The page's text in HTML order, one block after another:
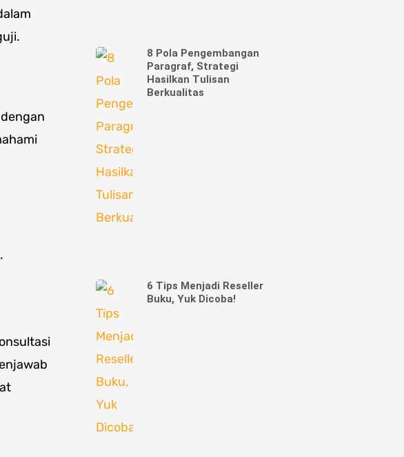
8 Pola Pengembangan
Paragraf, Strategi
Hasilkan Tulisan
Berkualitas
6 Tips Menjadi Reseller
Buku, Yuk Dicoba!